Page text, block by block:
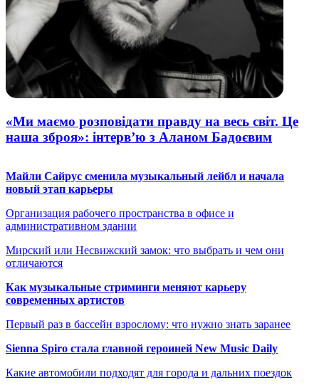
«Ми маємо розповідати правду на весь світ. Це
наша зброя»: інтерв’ю з Аланом Бадоєвим
Майли Сайрус сменила музыкальный лейбл и начала
новый этап карьеры
Организация рабочего пространства в офисе и
административном здании
Мирский или Несвижский замок: что выбрать и чем они
отличаются
Как музыкальные стриминги меняют карьеру
современных артистов
Первый раз в бассейн взрослому: что нужно знать заранее
Sienna Spiro стала главной героиней New Music Daily
Какие автомобили подходят для города и дальних поездок